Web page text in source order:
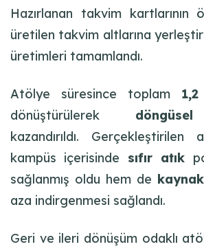
Hazırlanan takvim kartlarının
üretilen takvim altlarına
üretimleri tamamlandı.
Atölye süresince toplam
dönüştürülerek
kazandırıldı.
kampüs içerisinde sıfır atık
sağlanmış oldu hem de
aza indirgenmesi sağlandı.
Geri ve ileri dönüşüm odaklı